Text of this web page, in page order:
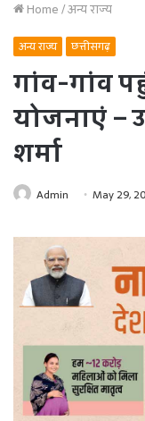
Home/अन्य राज्य
अन्य राज्य छत्तीसगढ़
गांव-गांव
योजनाएं –
शर्मा
Admin May 29,